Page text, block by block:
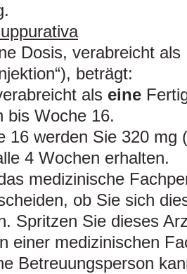
Dosis, verabreicht
beträgt:
als eine
bis Woche 16.
16 werden Sie 320 mg (
4 Wochen erhalten.
medizinische
ob Sie sich
Spritzen Sie dieses
einer medizinischen
Betreuungsperson